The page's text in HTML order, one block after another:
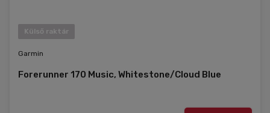
Külső raktár
Garmin
Forerunner 170 Music, Whitestone/Cloud Blue